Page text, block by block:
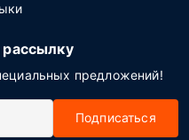
предложений!
Подписаться